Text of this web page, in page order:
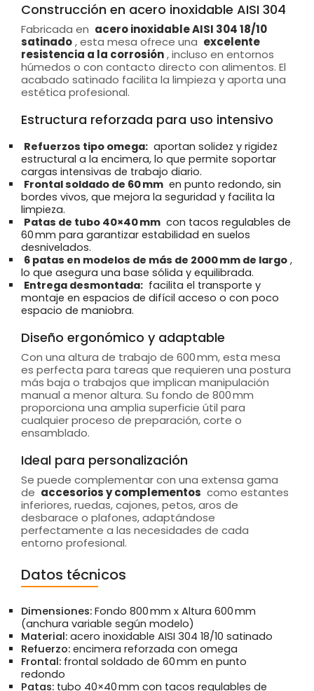
Construcción en acero inoxidable AISI 304
Fabricada en acero inoxidable AISI 304 18/10
satinado, esta mesa ofrece una excelente
resistencia a la corrosión, incluso en entornos
húmedos o con contacto directo con alimentos. El
acabado satinado facilita la limpieza y aporta una
estética profesional.
Estructura reforzada para uso intensivo
Refuerzos tipo omega: aportan solidez y rigidez
estructural a la encimera, lo que permite soportar
cargas intensivas de trabajo diario.
Frontal soldado de 60 mm en punto redondo, sin
bordes vivos, que mejora la seguridad y facilita la
limpieza.
Patas de tubo 40×40 mm con tacos regulables de
60 mm para garantizar estabilidad en suelos
desnivelados.
6 patas en modelos de más de 2000 mm de largo ,
lo que asegura una base sólida y equilibrada.
Entrega desmontada: facilita el transporte y
montaje en espacios de difícil acceso o con poco
espacio de maniobra.
Diseño ergonómico y adaptable
Con una altura de trabajo de 600 mm, esta mesa
es perfecta para tareas que requieren una postura
más baja o trabajos que implican manipulación
manual a menor altura. Su fondo de 800 mm
proporciona una amplia superficie útil para
cualquier proceso de preparación, corte o
ensamblado.
Ideal para personalización
Se puede complementar con una extensa gama
de accesorios y complementos como estantes
inferiores, ruedas, cajones, petos, aros de
desbarace o plafones, adaptándose
perfectamente a las necesidades de cada
entorno profesional.
Datos técnicos
Dimensiones: Fondo 800 mm x Altura 600 mm
(anchura variable según modelo)
Material: acero inoxidable AISI 304 18/10 satinado
Refuerzo: encimera reforzada con omega
Frontal: frontal soldado de 60 mm en punto
redondo
Patas: tubo 40×40 mm con tacos regulables de